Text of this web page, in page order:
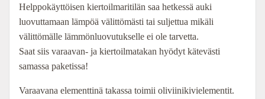
290,00 €. 661,00 €.
Helppokäyttöisen kiertoilmaritilän saa hetkessä auki
luovuttamaan lämpöä välittömästi tai suljettua mikäli
välittömälle lämmönluovutukselle ei ole tarvetta.
Saat siis varaavan- ja kiertoilmatakan hyödyt kätevästi
samassa paketissa!
Varaavana elementtinä takassa toimii oliviinikivielementit.